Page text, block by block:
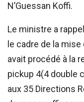
N’Guessan Koffi.
Le ministre a
le cadre de la mise
avait procédé à la
pickup 4(4 double
aux 35 Directions